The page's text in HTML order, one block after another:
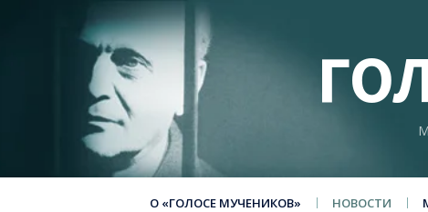
О «ГОЛОСЕ МУЧЕНИКОВ» НОВОСТИ